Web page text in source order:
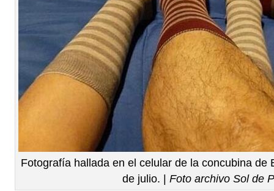
Fotografía hallada en el celular de la concubina de
de julio. |Foto archivo Sol de